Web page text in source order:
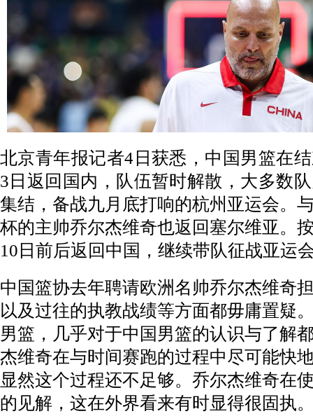
北京青年报记者4日获悉，中国男篮在
3日返回国内，队伍暂时解散，大多数
集结，备战九月底打响的杭州亚运会。
杯的主帅乔尔杰维奇也返回塞尔维亚。
10日前后返回中国，继续带队征战亚运
中国篮协去年聘请欧洲名帅乔尔杰维奇
以及过往的执教战绩等方面都毋庸置疑
男篮，几乎对于中国男篮的认识与了解
杰维奇在与时间赛跑的过程中尽可能快
显然这个过程还不足够。乔尔杰维奇在
的见解，这在外界看来有时显得很固执